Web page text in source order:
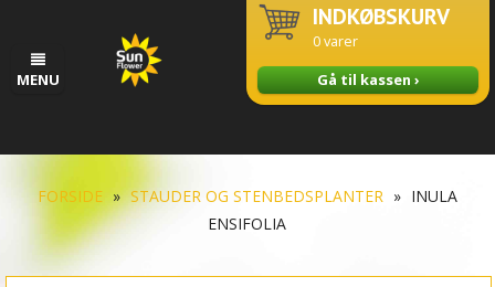
MENU
INDKØBSKURV
0varer
Gå til kassen ›
FORSIDE » STAUDER OG STENBEDSPLANTER » INULA
ENSIFOLIA